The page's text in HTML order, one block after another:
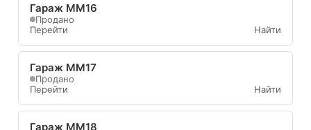
Гараж ММ16
Продано
Перейти
Найти
Гараж ММ17
Продано
Перейти
Найти
Гараж ММ18